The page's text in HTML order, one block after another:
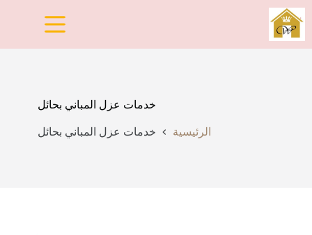
التجاوز
إلى
المحتوى
خدمات عزل المباني بحائل
الرئيسية خدمات عزل المباني بحائل